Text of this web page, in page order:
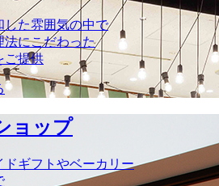
した雰囲気の中で
法にこだわった
ご提供
ョップ
ドギフトやベーカリー